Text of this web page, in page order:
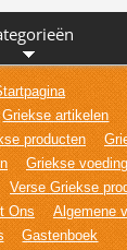
Griekse artikelen
producten
Griekse voeding
Verse Griekse
Ons Algemene
Gastenboek